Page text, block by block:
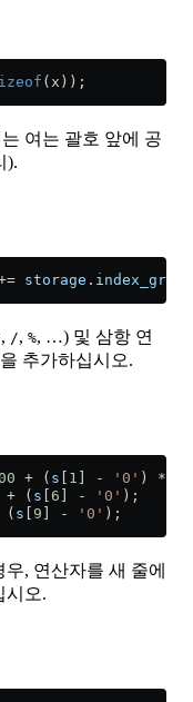
(x));
여는 괄호 앞에 공
).
storage .
, /, %, …) 및 삼항 연
추가하십시오.
+ ( s 1 - '0' ) *
+ ( s 6 - '0' );
( s 9 - '0' );
, 연산자를 새 줄에
시오.